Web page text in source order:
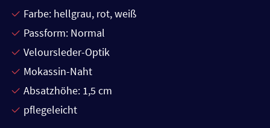
Farbe: hellgrau, rot, weiß
Passform: Normal
Veloursleder-Optik
Mokassin-Naht
Absatzhöhe: 1,5 cm
pflegeleicht